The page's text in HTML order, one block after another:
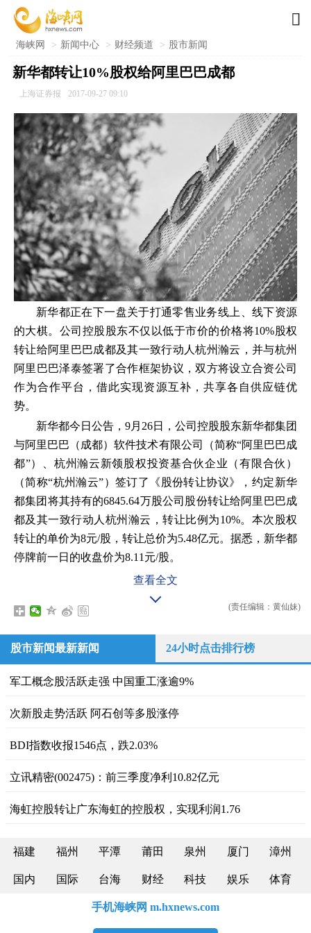

海峡网 > 新闻中心 > 财经频道 > 股市新闻
新华都转让10%股权给阿里巴巴成都
上海证券报 2017-09-27 09:10
新华都正在下一盘关于打通零售业务线上、线下资源
的大棋。公司控股股东不仅以低于市价的价格将10%股权
转让给阿里巴巴成都及其一致行动人杭州瀚云，并与杭州
阿里巴巴泽泰签署了合作框架协议，双方将设立合资公司
作为合作平台，借此实现资源互补，共享各自供应链优
势。
新华都今日公告，9月26日，公司控股股东新华都集团
与阿里巴巴（成都）软件技术有限公司（简称“阿里巴巴成
都”）、杭州瀚云新领股权投资基合伙企业（有限合伙）
（简称“杭州瀚云”）签订了《股份转让协议》，约定新华
都集团将其持有的6845.64万股公司股份转让给阿里巴巴成
都及其一致行动人杭州瀚云，转让比例为10%。本次股权
转让的单价为8元/股，转让总价为5.48亿元。据悉，新华都
停牌前一日的收盘价为8.11元/股。
查看全文
(责任编辑：黄仙妹)
股市新闻最新新闻 24小时点击排行榜
军工概念股活跃走强 中国重工涨逾9%
次新股走势活跃 阿石创等多股涨停
BDI指数收报1546点，跌2.03%
立讯精密(002475)：前三季度净利10.82亿元
海虹控股转让广东海虹的控股权，实现利润1.76
福建 福州 平潭 莆田 泉州 厦门 漳州
国内 国际 台海 财经 科技 娱乐 体育
手机海峡网 m.hxnews.com